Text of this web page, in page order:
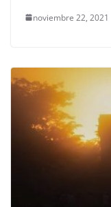
noviembre 22, 2021